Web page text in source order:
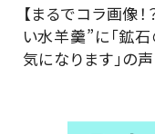
【まるでコラ画像
い水羊羹”に「鉱石
気になります」の声